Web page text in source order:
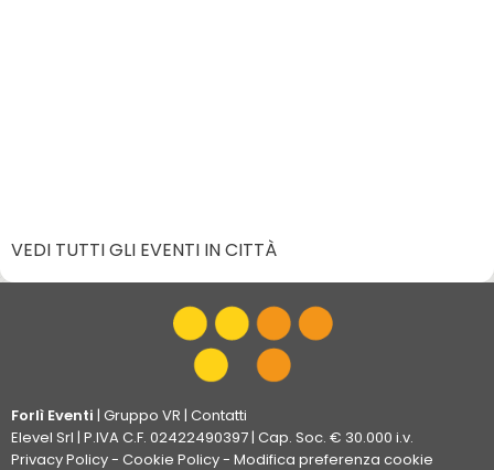
VEDI TUTTI GLI EVENTI IN CITTÀ
Forlì Eventi | Gruppo VR | Contatti
Elevel Srl | P.IVA C.F. 02422490397 | Cap. Soc. € 30.000 i.v.
Privacy Policy- Cookie Policy- Modifica preferenza cookie